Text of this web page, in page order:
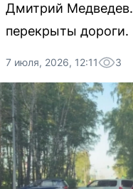
Дмитрий
перекрыты дороги.
7 июля, 2026, 12:11 3